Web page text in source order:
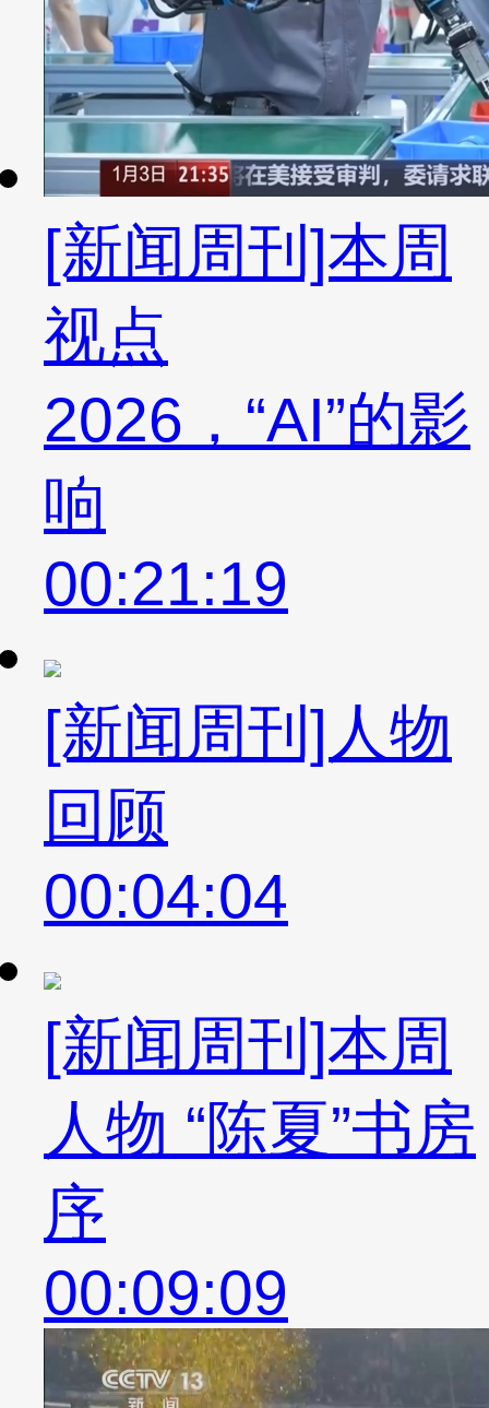
[新闻周刊]本周
视点
2026，“AI”的影
响
00:21:19
[新闻周刊]人物
回顾
00:04:04
[新闻周刊]本周
人物 “陈夏”书房
序
00:09:09